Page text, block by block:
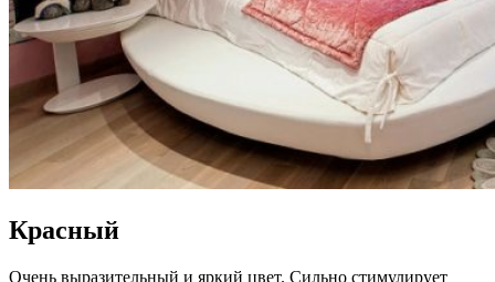
Красный
Очень выразительный и яркий цвет. Сильно стимулирует